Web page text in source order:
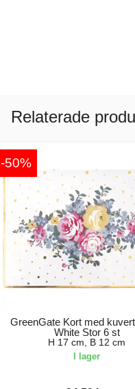
Relaterade
-50%
GreenGate Kort med
White Stor 6 st
H 17 cm, B 12 cm
I lager